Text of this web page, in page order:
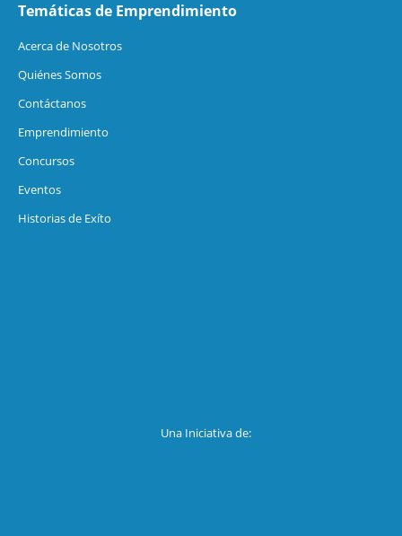
Temáticas de Emprendimiento
Acerca de Nosotros
Quiénes Somos
Contáctanos
Emprendimiento
Concursos
Eventos
Historias de Exíto
Una Iniciativa de: